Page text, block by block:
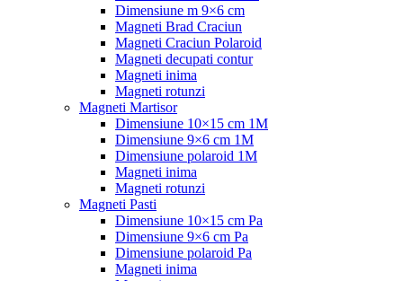
Dimensiune m 9×6 cm
Magneti Brad Craciun
Magneti Craciun Polaroid
Magneti decupati contur
Magneti inima
Magneti rotunzi
Magneti Martisor
Dimensiune 10×15 cm 1M
Dimensiune 9×6 cm 1M
Dimensiune polaroid 1M
Magneti inima
Magneti rotunzi
Magneti Pasti
Dimensiune 10×15 cm Pa
Dimensiune 9×6 cm Pa
Dimensiune polaroid Pa
Magneti inima